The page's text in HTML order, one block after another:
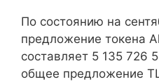
По состоянию на
предложение токена
составляет 5 135 726
общее предложение